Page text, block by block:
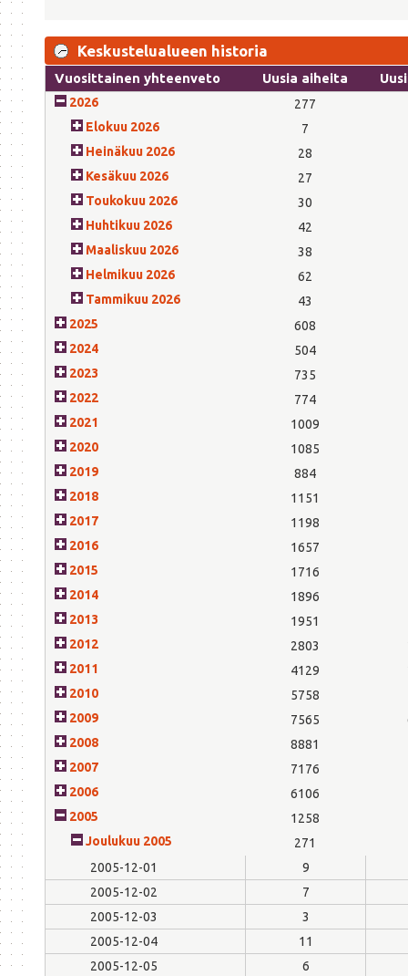
Keskustelualueen historia
Vuosittainen yhteenveto Uusia aiheita
2026
277
Elokuu 2026
7
Heinäkuu 2026
28
Kesäkuu 2026
27
Toukokuu 2026
30
Huhtikuu 2026
42
Maaliskuu 2026
38
Helmikuu 2026
62
Tammikuu 2026
43
2025
608
2024
504
2023
735
2022
774
2021
1009
2020
1085
2019
884
2018
1151
2017
1198
2016
1657
2015
1716
2014
1896
2013
1951
2012
2803
2011
4129
2010
5758
2009
7565
2008
8881
2007
7176
2006
6106
2005
1258
Joulukuu 2005
271
2005-12-01
9
2005-12-02
7
2005-12-03
3
2005-12-04
11
2005-12-05
6